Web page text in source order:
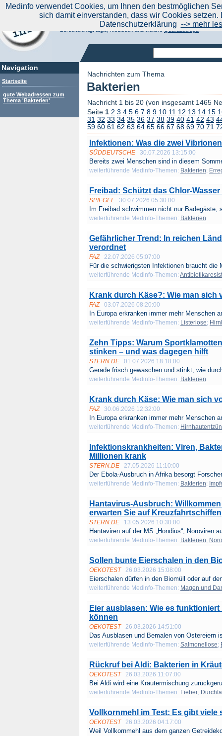
Navigation
Startseite
gute Webadressen zum
Thema 'Bakterien'
Aktuelle Nachrichten|
Suchen Sie noch oder Finden Sie schon?
Medinfo.de - Meta-Portal für Gesundheitsthemen
Berücksichtigt afgis, Medisuch und weitereQualitätssiegel.
Nachrichten zum Thema
Bakterien
Nachricht 1 bis 20 (von insgesamt 1465
Seite 1 2 3 4 5 6 7 8 9 10 11 12 13 14 15
31 32 33 34 35 36 37 38 39 40 41 42 43
59 60 61 62 63 64 65 66 67 68 69 70 71
Infektionen: Was die zwei
SÜDDEUTSCHE 30.07.2026 13:15:00
Bereits zwei Menschen sind in diesem
weiterführende Medinfo-Themen: Bakterien;
Freibad: Schützt das Chlor-
SPIEGEL 30.07.2026 05:30:00
Im Freibad schwimmen nicht nur Badegäste,
weiterführende Medinfo-Themen: Bakterien
Gefährlicher Trend: In reichen
verordnet
FAZ 22.07.2026 05:07:00
Für die schwierigsten Infektionen braucht die
weiterführende Medinfo-Themen:
Krank durch Käse?: Wie man
FAZ 03.07.2026 08:20:00
In Europa erkranken immer mehr Menschen
weiterführende Medinfo-Themen: Listeriose;
Zehn Tipps: Warum
stinken – und was dagegen hilft
STERN.DE 01.07.2026 18:18:00
Gerade frisch gewaschen und stinkt, wie
weiterführende Medinfo-Themen: Bakterien
Krank durch Käse: Wie man sich
FAZ 30.06.2026 12:32:00
In Europa erkranken immer mehr Menschen
weiterführende Medinfo-Themen:
Infektionskrankheiten: Viren,
Millionen krank
STERN.DE 27.05.2026 11:10:00
Der Ebola-Ausbruch in Afrika besorgt
weiterführende Medinfo-Themen: Bakterien;
Hantavirus-Ausbruch:
erwarten Sie auf Kreuzfahrtschiffen
STERN.DE 13.05.2026 10:30:00
Hantaviren auf der MS „Hondius“, Noroviren
weiterführende Medinfo-Themen: Bakterien;
Sollen bunte Eierschalen in den
OEKOTEST 26.03.2026 15:08:00
Eierschalen dürfen in den Biomüll oder auf
weiterführende Medinfo-Themen: Magen und
Eier ausblasen: Wie es
können
OEKOTEST 26.03.2026 14:51:00
Das Ausblasen und Bemalen von Ostereiern
weiterführende Medinfo-Themen: Salmonellose;
Rückruf bei Aldi: Bakterien in
OEKOTEST 26.03.2026 11:07:00
Bei Aldi wird eine Kräutermischung
weiterführende Medinfo-Themen: Fieber;
Vollkornmehl im Test: Es gibt
OEKOTEST 26.03.2026 04:17:00
Weil Vollkornmehl aus dem ganzen
Medinfo verwendet Cookies, um Ihnen den bestmöglichen
sich damit einverstanden, dass wir Cookies
Datenschutzerklärung --> mehr